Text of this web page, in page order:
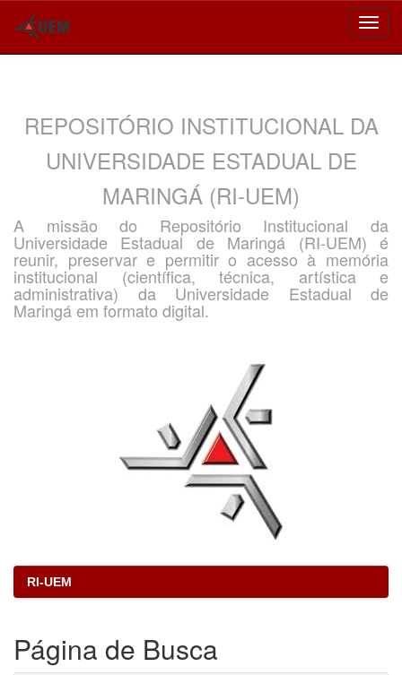
REPOSITÓRIO INSTITUCIONAL DA
UNIVERSIDADE ESTADUAL DE
MARINGÁ (RI-UEM)
A missão do Repositório Institucional da
Universidade Estadual de Maringá (RI-UEM) é
reunir, preservar e permitir o acesso à memória
institucional (científica, técnica, artística e
administrativa) da Universidade Estadual de
Maringá em formato digital.
RI-UEM
Página de Busca